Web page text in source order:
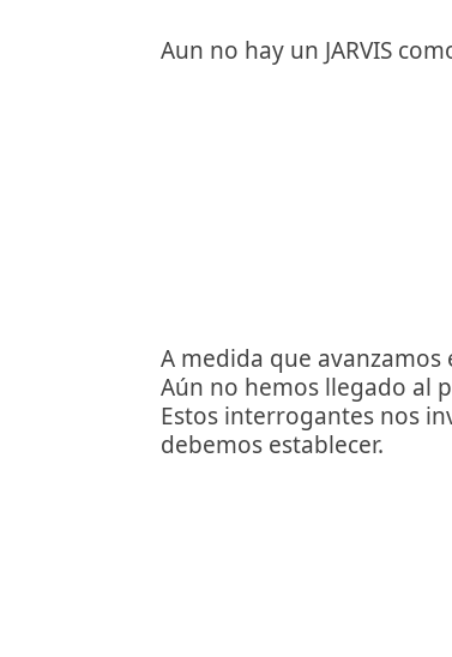
Aun no hay un JARVIS
A medida que
Aún no hemos llegado al
Estos interrogantes nos
debemos establecer.